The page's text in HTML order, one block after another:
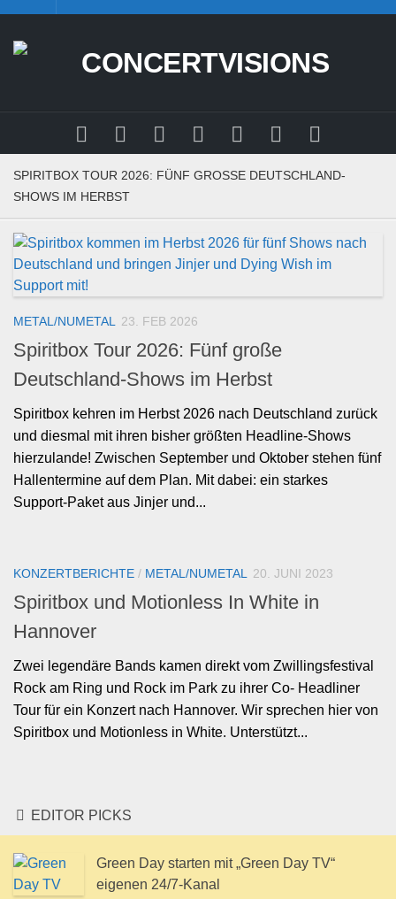
content
SPIRITBOX TOUR 2026: FÜNF GROSSE DEUTSCHLAND-S
HOWS IM HERBST
METAL/NUMETAL 23. FEB 2026
Spiritbox Tour 2026: Fünf große
Deutschland-Shows im Herbst
Spiritbox kehren im Herbst 2026 nach Deutschland zurück
und diesmal mit ihren bisher größten Headline-Shows
hierzulande! Zwischen September und Oktober stehen fünf
Hallentermine auf dem Plan. Mit dabei: ein starkes
Support-Paket aus Jinjer und...
KONZERTBERICHTE / METAL/NUMETAL 20. JUNI 2023
Spiritbox und Motionless In White in
Hannover
Zwei legendäre Bands kamen direkt vom Zwillingsfestival
Rock am Ring und Rock im Park zu ihrer Co- Headliner
Tour für ein Konzert nach Hannover. Wir sprechen hier von
Spiritbox und Motionless in White. Unterstützt...
EDITOR PICKS
Green Day starten mit „Green Day TV“
eigenen 24/7-Kanal